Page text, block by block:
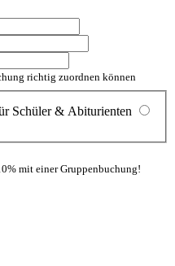
richtig zuordnen können
Schüler & Abiturienten
mit einer Gruppenbuchung!